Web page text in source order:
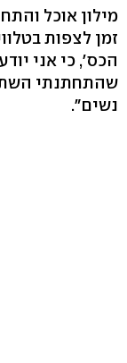
מילון אוכל
זמן לצפות
הכס', כי אני
שהתחתנתי
נשים".